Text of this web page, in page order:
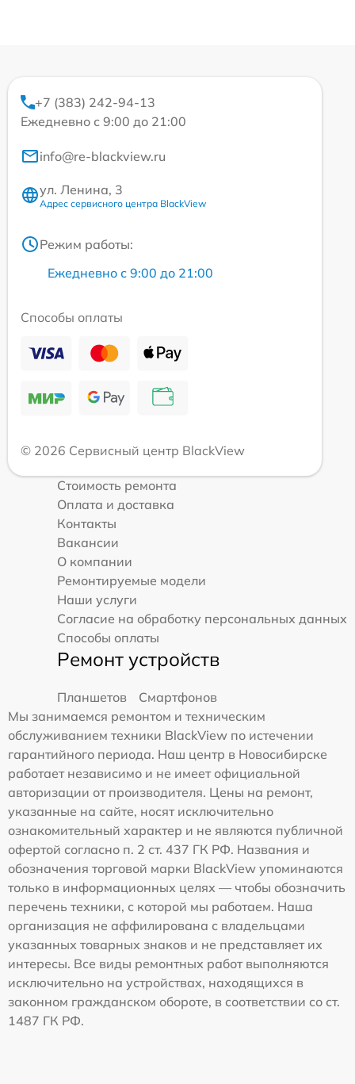
+7 (383) 242-94-13
Ежедневно с 9:00 до 21:00
info@re-blackview.ru
ул. Ленина, 3
Адрес сервисного центра BlackView
Режим работы:
Ежедневно с 9:00 до 21:00
Способы оплаты
© 2026 Сервисный центр BlackView
Стоимость ремонта
Оплата и доставка
Контакты
Вакансии
О компании
Ремонтируемые модели
Наши услуги
Согласие на обработку персональных данных
Способы оплаты
Ремонт устройств
Планшетов
Смартфонов
Мы занимаемся ремонтом и техническим
обслуживанием техники BlackView по истечении
гарантийного периода. Наш центр в Новосибирске
работает независимо и не имеет официальной
авторизации от производителя. Цены на ремонт,
указанные на сайте, носят исключительно
ознакомительный характер и не являются публичной
офертой согласно п. 2 ст. 437 ГК РФ. Названия и
обозначения торговой марки BlackView упоминаются
только в информационных целях — чтобы обозначить
перечень техники, с которой мы работаем. Наша
организация не аффилирована с владельцами
указанных товарных знаков и не представляет их
интересы. Все виды ремонтных работ выполняются
исключительно на устройствах, находящихся в
законном гражданском обороте, в соответствии со ст.
1487 ГК РФ.